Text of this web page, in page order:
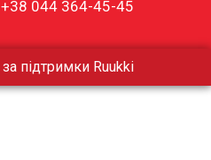
+38 044 364-45-45
підтримки Ruukki